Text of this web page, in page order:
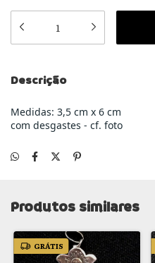
Descrição
Medidas: 3,5 cm x 6 cm
com desgastes - cf. foto
Produtos similares
GRÁTIS